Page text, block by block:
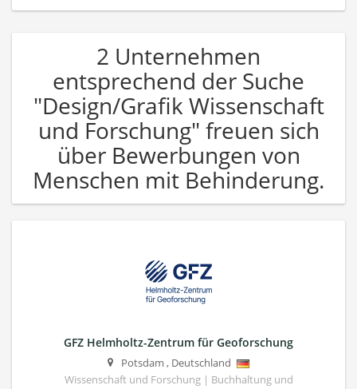
2 Unternehmen
entsprechend der Suche
"Design/Grafik Wissenschaft
und Forschung" freuen sich
über Bewerbungen von
Menschen mit Behinderung.
GFZ Helmholtz-Zentrum für Geoforschung
Potsdam , Deutschland
Wissenschaft und Forschung | Buchhaltung und